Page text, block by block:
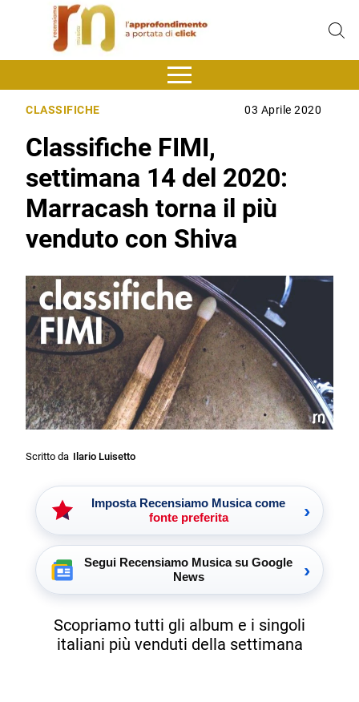
CLASSIFICHE 03 Aprile 2020
Classifiche FIMI,
settimana 14 del 2020:
Marracash torna il più
venduto con Shiva
Scritto da Ilario Luisetto
Imposta Recensiamo Musica come
fonte preferita
›
Segui Recensiamo Musica su Google
News
›
Scopriamo tutti gli album e i singoli
italiani più venduti della settimana